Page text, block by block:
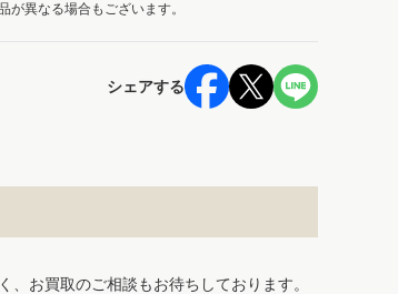
異なる場合もございます。
シェアする
、お買取のご相談もお待ちしております。